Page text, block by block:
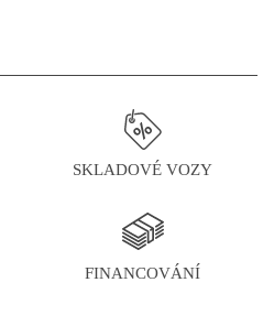
SKLADOVÉ VOZY
FINANCOVÁNÍ